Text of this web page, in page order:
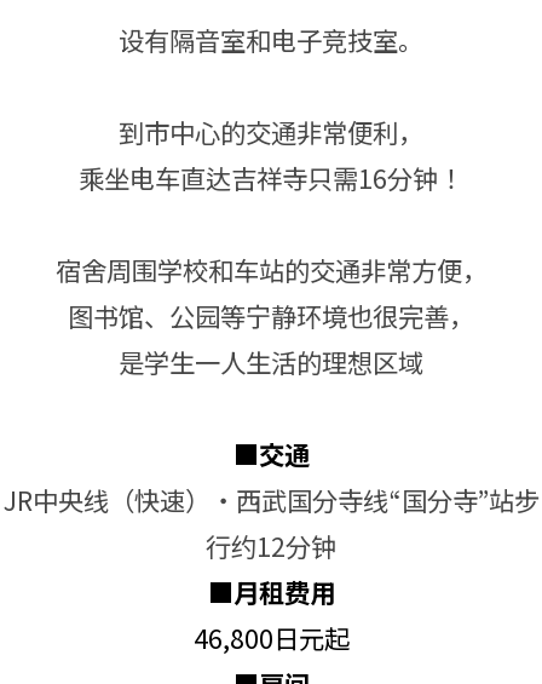
设有隔音室和电子竞技室。
到市中心的交通非常便利，
乘坐电车直达吉祥寺只需16分钟！
宿舍周围学校和车站的交通非常方便，
图书馆、公园等宁静环境也很完善，
是学生一人生活的理想区域
■交通
JR中央线（快速）・西武国分寺线“国分寺”站步
行约12分钟
■月租费用
46,800日元起